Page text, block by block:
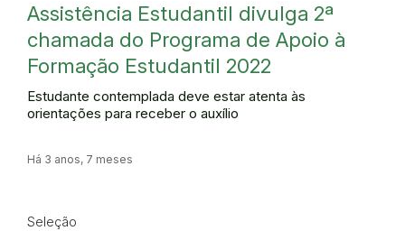
Assistência Estudantil divulga 2ª
chamada do Programa de Apoio à
Formação Estudantil 2022
Estudante contemplada deve estar atenta às
orientações para receber o auxílio
Há 3 anos, 7 meses
Seleção